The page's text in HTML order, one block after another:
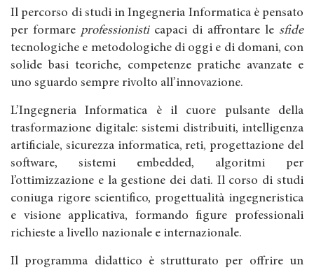
Il percorso di studi in Ingegneria Informatica è pensato
per formare professionisticapaci di affrontare le sfide
tecnologiche e metodologiche di oggi e di domani, con
solide basi teoriche, competenze pratiche avanzate e
uno sguardo sempre rivolto all’innovazione.
L’Ingegneria Informatica è il cuore pulsante della
trasformazione digitale: sistemi distribuiti, intelligenza
artificiale, sicurezza informatica, reti, progettazione del
software, sistemi embedded, algoritmi per
l’ottimizzazione e la gestione dei dati. Il corso di studi
coniuga rigore scientifico, progettualità ingegneristica
e visione applicativa, formando figure professionali
richieste a livello nazionale e internazionale.
Il programma didattico è strutturato per offrire un